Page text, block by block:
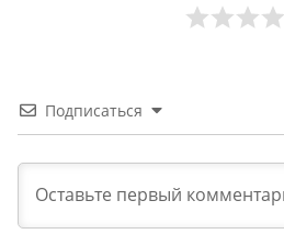
Подписаться